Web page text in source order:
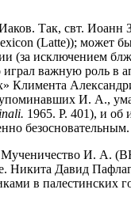
Так, свт. Иоанн
(Latte)); может
(за исключением
важную роль в
Климента
И. А.,
1965. P. 401), и об
безосновательным.
И. А.
Никита Давид
в палестинских